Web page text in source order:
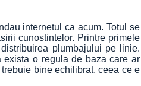
internetul ca acum. Totul se
cunostintelor. Printre primele
plumbajului pe linie.
o regula de baza care ar
bine echilibrat, ceea ce e